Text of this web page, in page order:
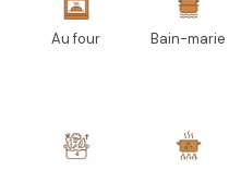
Au four Bain-marie